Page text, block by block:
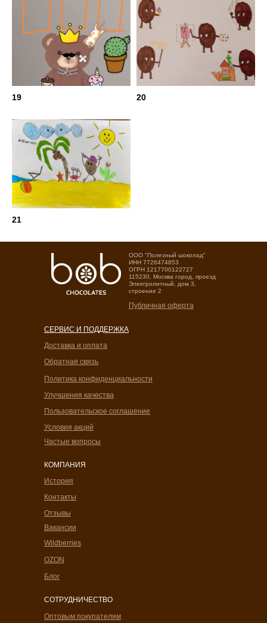
19 20
21
OOO "Полезный шоколад"
ИНН 7726474853
ОГРН 1217700122727
115230, Москва город, проезд
Электролитный, дом 3,
строение 2
СОТРУДНИЧЕСТВО
Оптовым покупателям
СЕРВИС И ПОДДЕРЖКА
Доставка и оплата
Обратная связь
Улучшения качества
Политика конфиденциальности
Пользовательское соглашение
Условия акций
Частые вопросы
Публичная оферта
КОМПАНИЯ
История
Контакты
Отзывы
Вакансии
Wildberries
OZON
Блог